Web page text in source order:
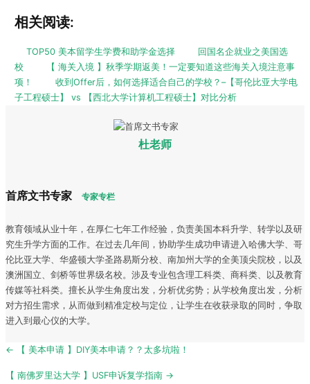
相关阅读:
TOP50 美本留学生学费和助学金选择
回国名企就业之美国选
校
【 海关入境 】秋季学期返美！一定要知道这些海关入境注意事
项！
收到Offer后，如何选择适合自己的学校？–【哥伦比亚大学电
子工程硕士】 vs 【西北大学计算机工程硕士】对比分析
杜老师
首席文书专家 专家专栏
教育领域从业十年，在厚仁七年工作经验，负责美国本科升学、转学以及研
究生升学方面的工作。在过去几年间，协助学生成功申请进入哈佛大学、哥
伦比亚大学、华盛顿大学圣路易斯分校、南加州大学的全美顶尖院校，以及
澳洲国立、剑桥等世界级名校。涉及专业包含理工科类、商科类、以及教育
传媒等社科类。擅长从学生角度出发，分析优劣势；从学校角度出发，分析
对方招生需求，从而做到精准定校与定位，让学生在收获录取的同时，争取
进入到最心仪的大学。
Post
← 【 美本申请 】DIY美本申请？？太多坑啦！
【 南佛罗里达大学 】USF申诉复学指南 →